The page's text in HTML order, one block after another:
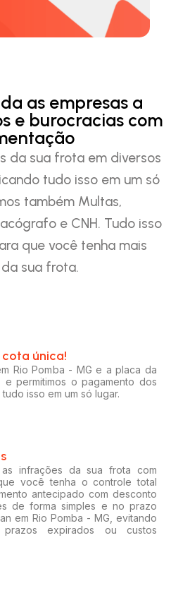
as empresas a
e burocracias com
da sua frota em diversos
tudo isso em um só
também Multas,
e CNH. Tudo isso
que você tenha mais
sua frota.
cota única!​
Rio Pomba - MG e a placa da
permitimos o pagamento dos
isso em um só lugar.
infrações da sua frota com
você tenha o controle total
antecipado com desconto
de forma simples e no prazo
em Rio Pomba - MG, evitando
expirados ou custos